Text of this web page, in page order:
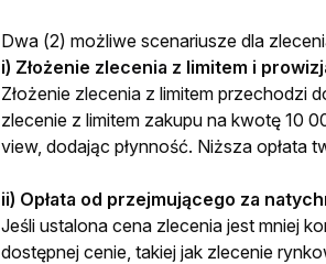
Dwa (2) możliwe scenariusze dla
i) Złożenie zlecenia z limitem i
Złożenie zlecenia z limitem przechodzi
zlecenie z limitem zakupu na kwotę 10
view, dodając płynność. Niższa opłata
ii) Opłata od przejmującego za
Jeśli ustalona cena zlecenia jest mniej
dostępnej cenie, takiej jak zlecenie